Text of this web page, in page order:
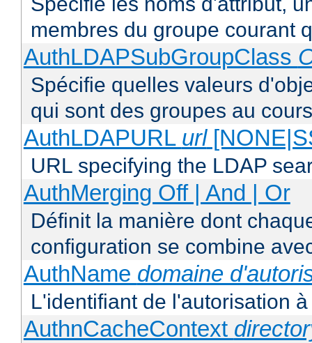
membres du groupe courant
AuthLDAPSubGroupClass
Spécifie quelles valeurs
qui sont des groupes au
AuthLDAPURL url
URL specifying the LDAP
AuthMerging Off | And | Or
Définit la manière dont
configuration se combine
AuthName domaine
L'identifiant de l'autorisation
AuthnCacheContext